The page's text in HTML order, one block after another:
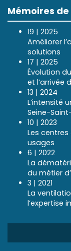
Mémoires
19 | 2025
Améliorer
solutions
17 | 2025
Évolution
et l’arrivée
13 | 2024
L’intensité
Seine-
10 | 2023
Les
usages
6 | 2022
La
du métier
3 | 2021
La
l’expertise